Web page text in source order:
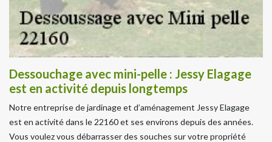
Dessouchage avec mini-pelle : Jessy Elagage
est en activité depuis longtemps
Notre entreprise de jardinage et d’aménagement Jessy Elagage
est en activité dans le 22160 et ses environs depuis des années.
Vous voulez vous débarrasser des souches sur votre propriété